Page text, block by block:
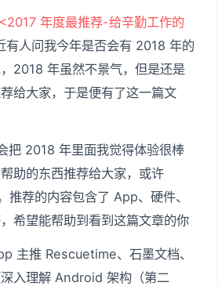
<2017 年度最推荐-给辛勤工作的
有人问我今年是否会有 2018 年的
2018 年虽然不景气，但是还是
给大家，于是便有了这一篇文
把 2018 年里面我觉得体验很棒
助的东西推荐给大家，或许
推荐的内容包含了 App、硬件、
希望能帮助到看到这篇文章的你
主推 Rescuetime、石墨文档、
入理解 Android 架构（第二